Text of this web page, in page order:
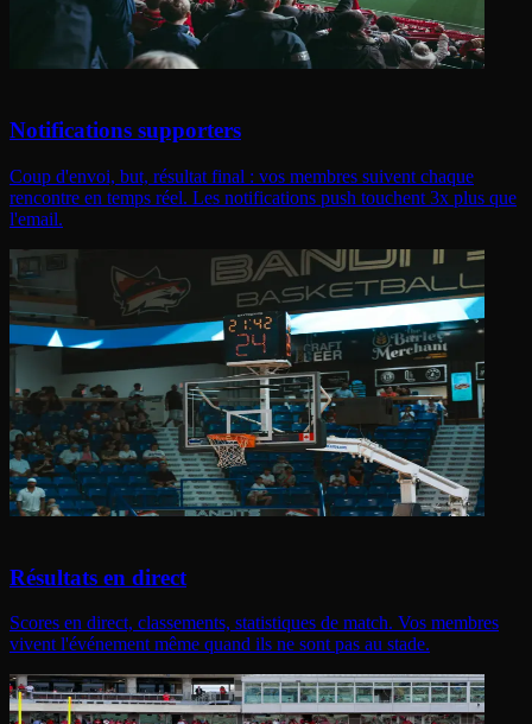
Notifications supporters
Coup d'envoi, but, résultat final : vos membres suivent chaque
rencontre en temps réel. Les notifications push touchent 3x plus que
l'email.
Résultats en direct
Scores en direct, classements, statistiques de match. Vos membres
vivent l'événement même quand ils ne sont pas au stade.